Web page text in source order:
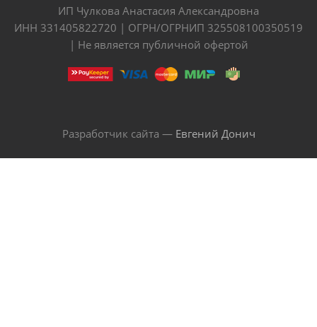
ИП Чулкова Анастасия Александровна
ИНН 331405822720 | ОГРН/ОГРНИП 325508100350519
| Не является публичной офертой
Разработчик сайта — Евгений Донич